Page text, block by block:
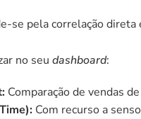
se pela correlação
no seu dashboard:
Comparação de vendas
Com recurso a